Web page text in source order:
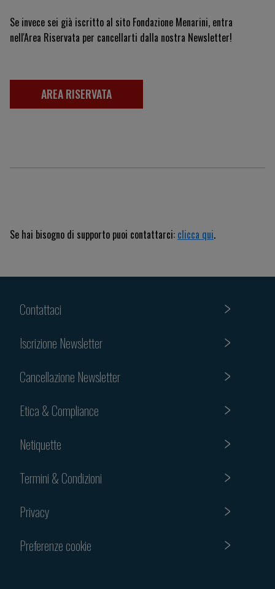
Se invece sei già iscritto al sito Fondazione Menarini, entra
nell'Area Riservata per cancellarti dalla nostra Newsletter!
AREA RISERVATA
Se hai bisogno di supporto puoi contattarci: clicca qui.
Contattaci
Iscrizione Newsletter
Cancellazione Newsletter
Etica & Compliance
Netiquette
Termini & Condizioni
Privacy
Preferenze cookie